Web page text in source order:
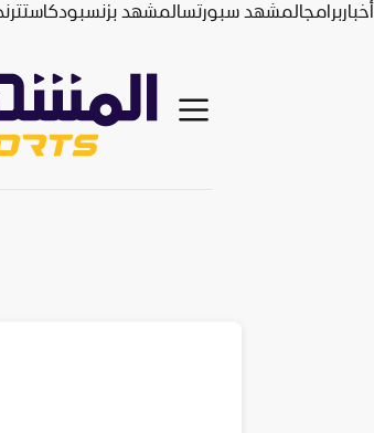
أخباربرامجالمشهد سبورتسالمشهد بزنسبودكاست